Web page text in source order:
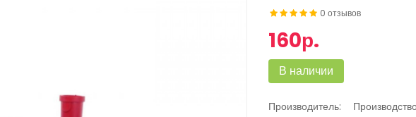
0 отзывов
160р.
В наличии
Производитель: